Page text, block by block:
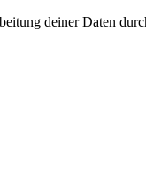
deiner Daten